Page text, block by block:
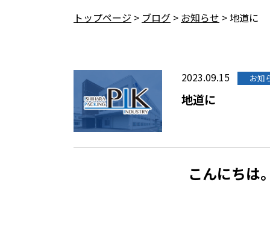
トップページ > ブログ > お知らせ >地道に
2023.09.15 お知
地道に
こんにち